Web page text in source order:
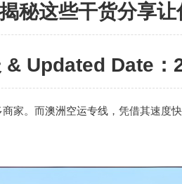
秘这些干货分享
Updated Date：
家。而澳洲空运专线，凭借其速度